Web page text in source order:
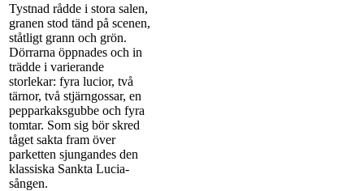
Tystnad rådde i stora salen,
granen stod tänd på scenen,
ståtligt grann och grön.
Dörrarna öppnades och in
trädde i varierande
storlekar: fyra lucior, två
tärnor, två stjärngossar, en
pepparkaksgubbe och fyra
tomtar. Som sig bör skred
tåget sakta fram över
parketten sjungandes den
klassiska Sankta Lucia-
sången.